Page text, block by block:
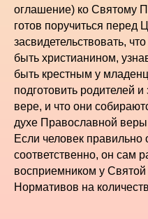
оглашение) ко Святому
готов поручиться перед
засвидетельствовать,
быть христианином,
быть крестным у
подготовить родителей
вере, и что они
духе Православной
Если человек правильно
соответственно, он сам
восприемником у Святой
Нормативов на